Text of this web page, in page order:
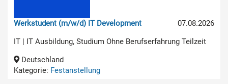
07.08.2026
Werkstudent (m/w/d) IT Development
IT | IT Ausbildung, Studium Ohne Berufserfahrung Teilzeit
Deutschland
Kategorie: Festanstellung